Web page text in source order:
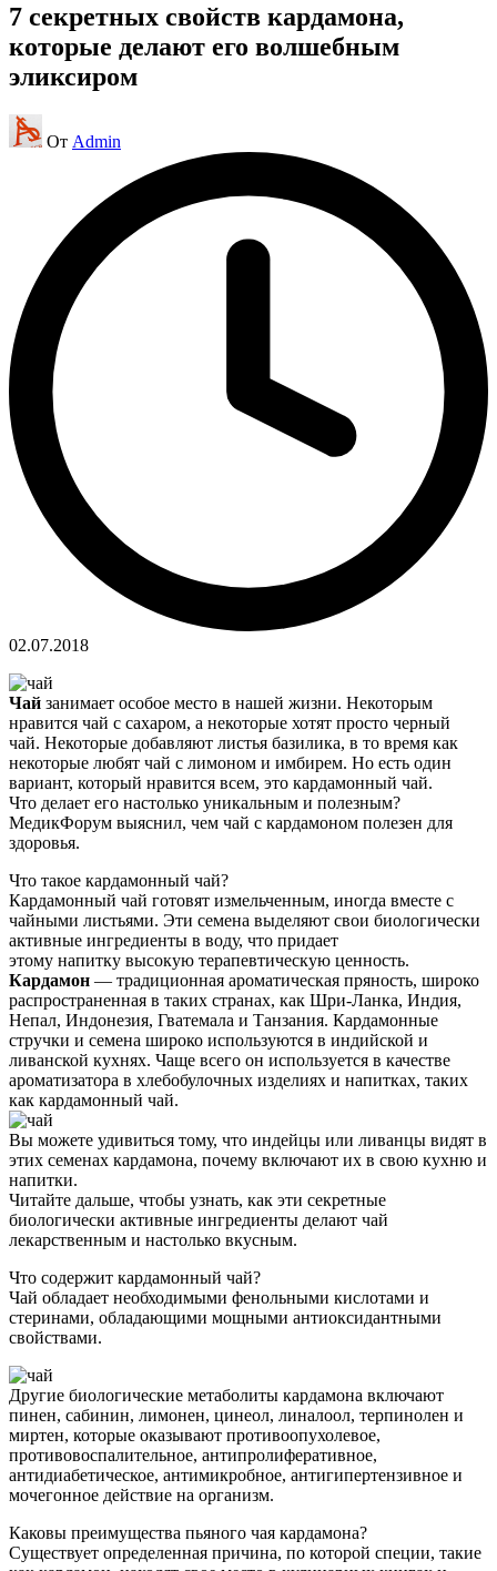
7 секретных свойств кардамона,
которые делают его волшебным
эликсиром
Запись
от
От Admin
02.07.2018
Чай занимает особое место в нашей жизни. Некоторым
нравится чай с сахаром, а некоторые хотят просто черный
чай. Некоторые добавляют листья базилика, в то время как
некоторые любят чай с лимоном и имбирем. Но есть один
вариант, который нравится всем, это кардамонный чай.
Что делает его настолько уникальным и полезным?
МедикФорум выяснил, чем чай с кардамоном полезен для
здоровья.
Что такое кардамонный чай?
Кардамонный чай готовят измельченным, иногда вместе с
чайными листьями. Эти семена выделяют свои биологически
активные ингредиенты в воду, что придает
этому напитку высокую терапевтическую ценность.
Кардамон — традиционная ароматическая пряность, широко
распространенная в таких странах, как Шри-Ланка, Индия,
Непал, Индонезия, Гватемала и Танзания. Кардамонные
стручки и семена широко используются в индийской и
ливанской кухнях. Чаще всего он используется в качестве
ароматизатора в хлебобулочных изделиях и напитках, таких
как кардамонный чай.
Вы можете удивиться тому, что индейцы или ливанцы видят в
этих семенах кардамона, почему включают их в свою кухню и
напитки.
Читайте дальше, чтобы узнать, как эти секретные
биологически активные ингредиенты делают чай
лекарственным и настолько вкусным.
Что содержит кардамонный чай?
Чай обладает необходимыми фенольными кислотами и
стеринами, обладающими мощными антиоксидантными
свойствами.
Другие биологические метаболиты кардамона включают
пинен, сабинин, лимонен, цинеол, линалоол, терпинолен и
миртен, которые оказывают противоопухолевое,
противовоспалительное, антипролиферативное,
антидиабетическое, антимикробное, антигипертензивное и
мочегонное действие на организм.
Каковы преимущества пьяного чая кардамона?
Существует определенная причина, по которой специи, такие